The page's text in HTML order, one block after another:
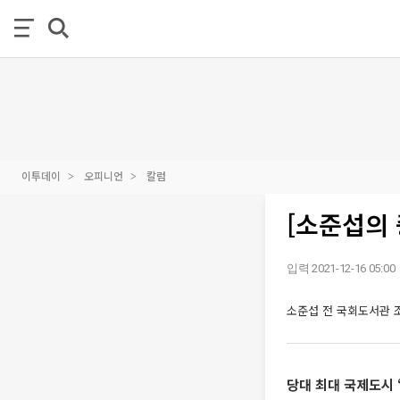
이투데이 오피니언 칼럼
[소준섭의
입력 2021-12-16 05:00
소준섭 전 국회도서관
당대 최대 국제도시